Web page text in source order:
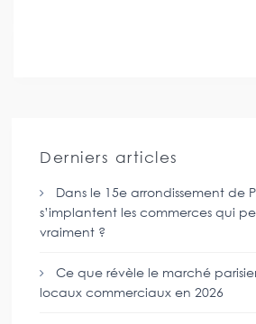
Derniers articles
Dans le 15e arrondissement de
s’implantent les commerces qui
vraiment ?
Ce que révèle le marché
locaux commerciaux en 2026